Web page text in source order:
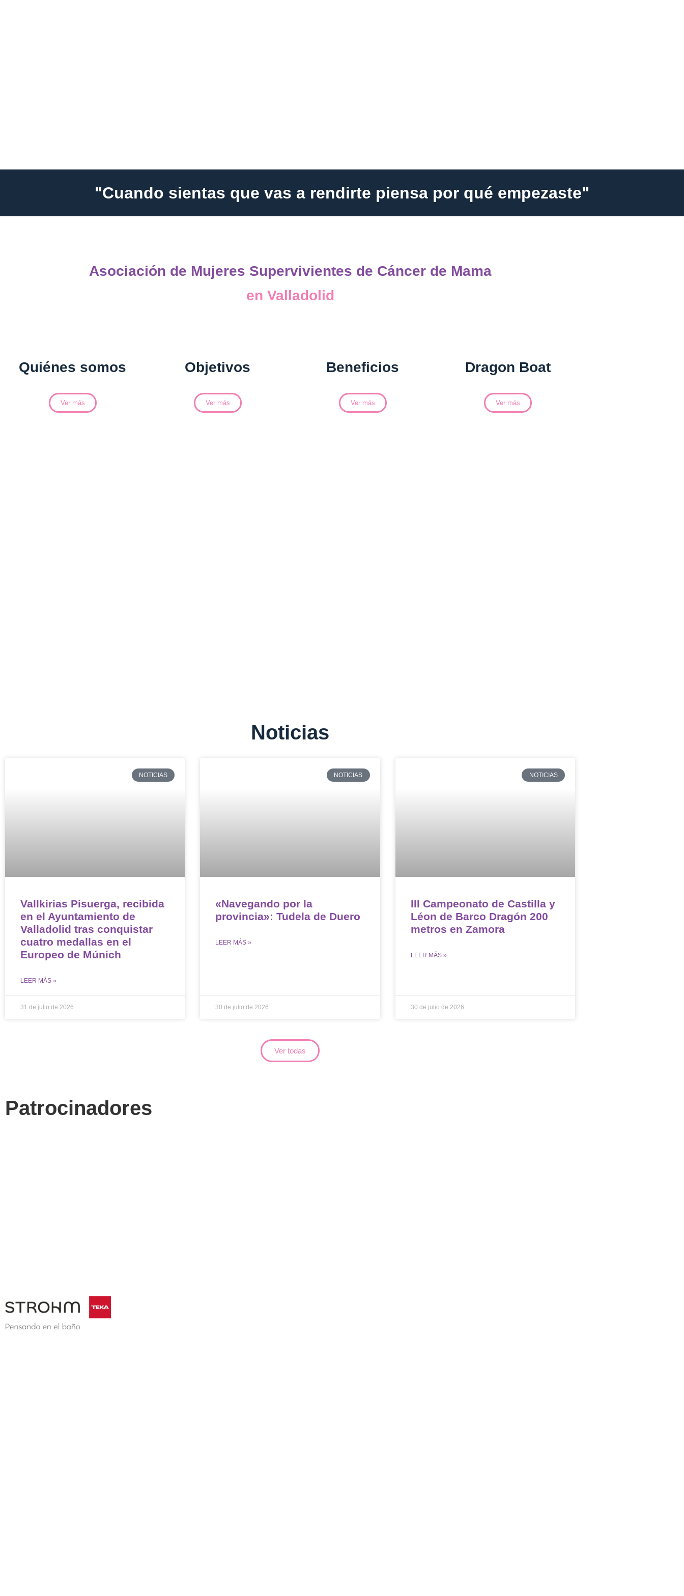
"Cuando sientas que vas a rendirte piensa por qué empezaste"
Asociación de Mujeres Supervivientes de Cáncer de Mama
en Valladolid
Quiénes somos
Ver más
Objetivos
Ver más
Beneficios
Ver más
Dragon Boat
Ver más
Noticias
NOTICIAS
Vallkirias Pisuerga, recibida
en el Ayuntamiento de
Valladolid tras conquistar
cuatro medallas en el
Europeo de Múnich
LEER MÁS »
31 de julio de 2026
NOTICIAS
«Navegando por la
provincia»: Tudela de Duero
LEER MÁS »
30 de julio de 2026
NOTICIAS
III Campeonato de Castilla y
Léon de Barco Dragón 200
metros en Zamora
LEER MÁS »
30 de julio de 2026
Ver todas
Patrocinadores